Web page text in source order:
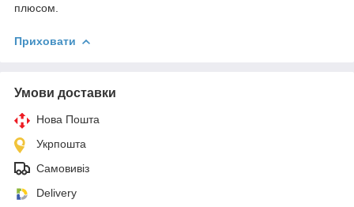
плюсом.
Приховати
Умови доставки
Нова Пошта
Укрпошта
Самовивіз
Delivery